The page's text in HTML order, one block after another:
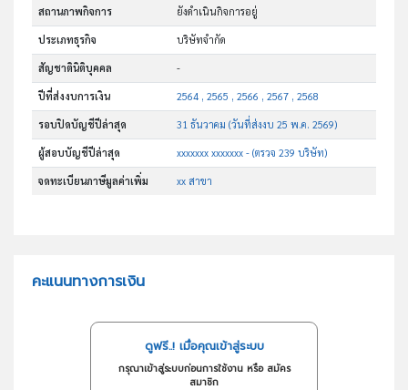
สถานภาพกิจการ ยังดำเนินกิจการอยู่
ประเภทธุรกิจ บริษัทจำกัด
สัญชาตินิติบุคคล -
ปีที่ส่งงบการเงิน 2564 , 2565 , 2566 , 2567 , 2568
รอบปิดบัญชีปีล่าสุด 31 ธันวาคม (วันที่ส่งงบ 25 พ.ค. 2569)
ผู้สอบบัญชีปีล่าสุด xxxxxxx xxxxxxx - (ตรวจ 239 บริษัท)
จดทะเบียนภาษีมูลค่าเพิ่ม xx สาขา
คะแนนทางการเงิน
ดูฟรี..! เมื่อคุณเข้าสู่ระบบ
กรุณาเข้าสู่ระบบก่อนการใช้งาน หรือ สมัคร
สมาชิก